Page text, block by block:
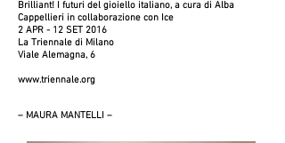
Brilliant! I futuri del gioiello italiano, a cura di Alba
Cappellieri in collaborazione con Ice
2 APR - 12 SET 2016
La Triennale di Milano
Viale Alemagna, 6
www.triennale.org
– MAURA MANTELLI –